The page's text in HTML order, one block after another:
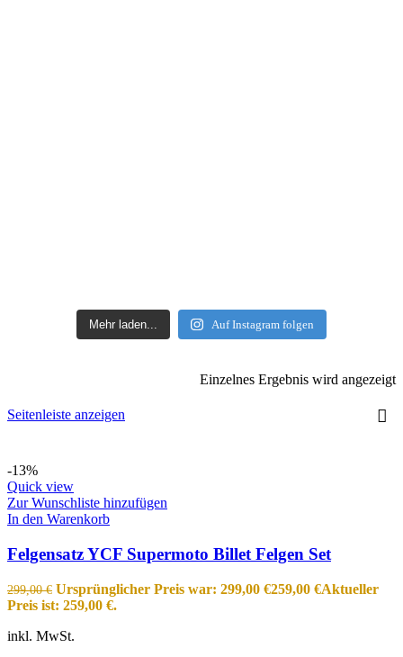
Mehr laden... Auf Instagram folgen
Einzelnes Ergebnis wird angezeigt
Seitenleiste anzeigen
-13%
Quick view
Zur Wunschliste hinzufügen
In den Warenkorb
Felgensatz YCF Supermoto Billet Felgen Set
299,00€ Ursprünglicher Preis war: 299,00 €259,00 €Aktueller
Preis ist: 259,00 €.
inkl. MwSt.